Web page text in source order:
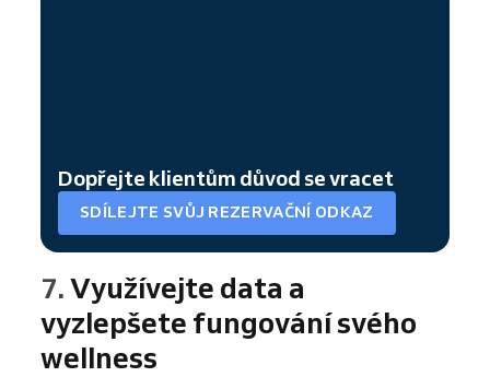
Dopřejte klientům důvod se vracet
SDÍLEJTE SVŮJ REZERVAČNÍ ODKAZ
7.Využívejte data a
vyzlepšete fungování svého
wellness